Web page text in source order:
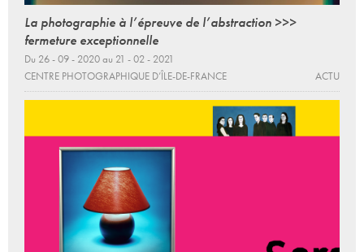
La photographie à l’épreuve de l’abstraction >>>
fermeture exceptionnelle
Du 26 - 09 - 2020 au 21 - 02 - 2021
CENTRE PHOTOGRAPHIQUE D’ÎLE-DE-FRANCE
ACTU